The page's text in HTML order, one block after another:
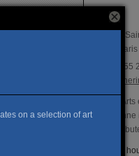
230, rue
75003 Paris
T. 01 45
Etienne
Opening